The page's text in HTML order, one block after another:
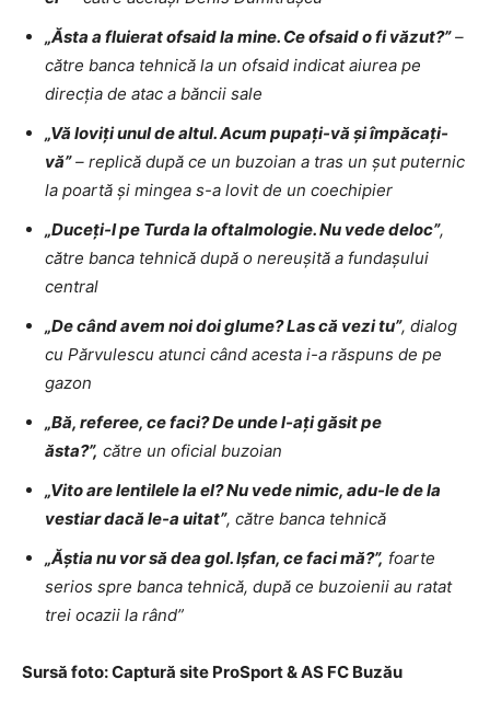
„Ăsta a fluierat ofsaid la mine. Ce ofsaid o fi văzut?”–
către banca tehnică la un ofsaid indicat aiurea pe
direcția de atac a băncii sale
„Vă loviți unul de altul. Acum pupați-vă și împăcați-
vă”– replică după ce un buzoian a tras un șut puternic
la poartă și mingea s-a lovit de un coechipier
„Duceți-l pe Turda la oftalmologie. Nu vede deloc”,
către banca tehnică după o nereușită a fundașului
central
„De când avem noi doi glume? Las că vezi tu”, dialog
cu Părvulescu atunci când acesta i-a răspuns de pe
gazon
„Bă, referee, ce faci? De unde l-ați găsit pe
ăsta?”, către un oficial buzoian
„Vito are lentilele la el? Nu vede nimic, adu-le de la
vestiar dacă le-a uitat”, către banca tehnică
„Ăștia nu vor să dea gol. Ișfan, ce faci mă?”, foarte
serios spre banca tehnică, după ce buzoienii au ratat
trei ocazii la rând”
Sursă foto: Captură site ProSport & AS FC Buzău